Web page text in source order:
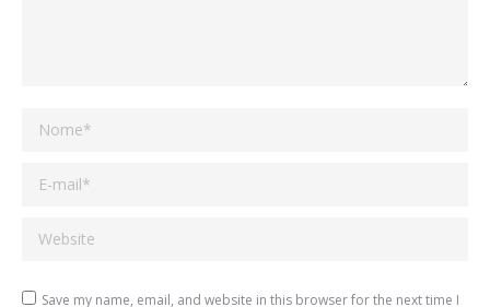
Nome *
E-mail *
Website
Save my name, email, and website in this browser for the next time I